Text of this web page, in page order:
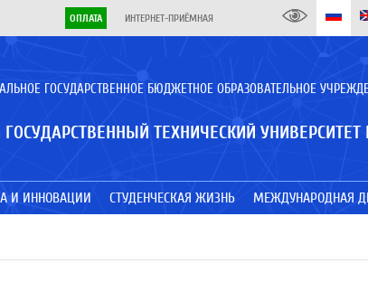
ОПЛАТА ИНТЕРНЕТ-ПРИЁМНАЯ
ГОСУДАРСТВЕННОЕ БЮДЖЕТНОЕ ОБРАЗОВАТЕЛЬНОЕ
ТЕХНИЧЕСКИЙ
И ИННОВАЦИИ СТУДЕНЧЕСКАЯ ЖИЗНЬ МЕЖДУНАРОДНАЯ